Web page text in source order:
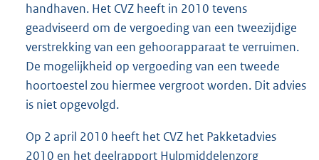
handhaven. Het CVZ heeft in 2010 tevens
geadviseerd om de vergoeding van een tweezijdige
verstrekking van een gehoorapparaat te verruimen.
De mogelijkheid op vergoeding van een tweede
hoortoestel zou hiermee vergroot worden. Dit advies
is niet opgevolgd.
Op 2 april 2010 heeft het CVZ het Pakketadvies
2010 en het deelrapport Hulpmiddelenzorg